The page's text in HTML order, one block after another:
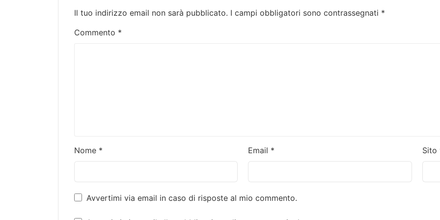
Il tuo indirizzo email non sarà pubblicato. I campi obbligatori sono contrassegnati *
Commento *
Nome * Email * Sito
Avvertimi via email in caso di risposte al mio commento.